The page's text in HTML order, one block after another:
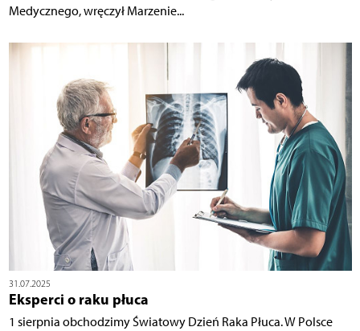
Medycznego, wręczył Marzenie...
31.07.2025
Eksperci o raku płuca
1 sierpnia obchodzimy Światowy Dzień Raka Płuca. W Polsce